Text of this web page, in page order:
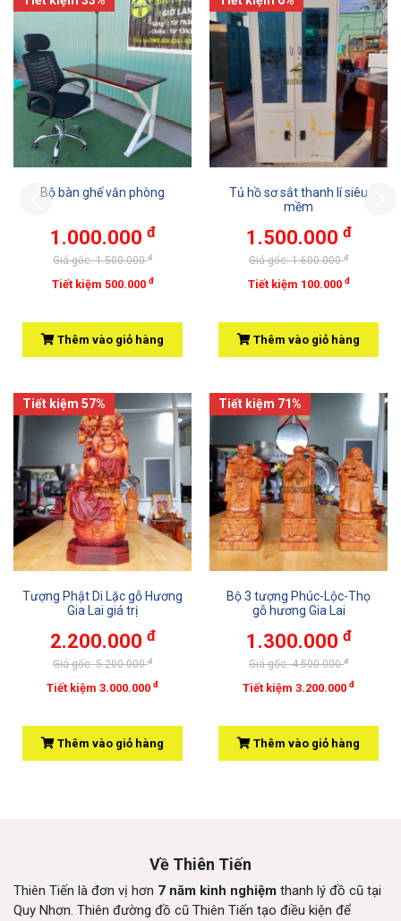
Bộ bàn ghế văn phòng
1.000.000 đ
Giá gốc: 1.500.000đ
Tiết kiệm 500.000 đ
Thêm vào giỏ hàng
Tủ hồ sơ sắt thanh lí siêu
mềm
1.500.000 đ
Giá gốc: 1.600.000đ
Tiết kiệm 100.000 đ
Thêm vào giỏ hàng
Tiết kiệm 57%
Tượng Phật Di Lặc gỗ Hương
Gia Lai giá trị
2.200.000 đ
Giá gốc: 5.200.000đ
Tiết kiệm 3.000.000 đ
Thêm vào giỏ hàng
Tiết kiệm 71%
Bộ 3 tượng Phúc-Lộc-Thọ
gỗ hương Gia Lai
1.300.000 đ
Giá gốc: 4.500.000đ
Tiết kiệm 3.200.000 đ
Thêm vào giỏ hàng
Previous
Về Thiên Tiến
Thiên Tiến là đơn vị hơn 7 năm kinh nghiệm thanh lý đồ cũ tại
Quy Nhơn. Thiên đường đồ cũ Thiên Tiến tạo điều kiện để